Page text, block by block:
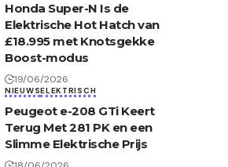
Honda Super-N Is de
Elektrische Hot Hatch van
£18.995 met Knotsgekke
Boost-modus
19/06/2026
NIEUWSELEKTRISCH
Peugeot e-208 GTi Keert
Terug Met 281 PK en een
Slimme Elektrische Prijs